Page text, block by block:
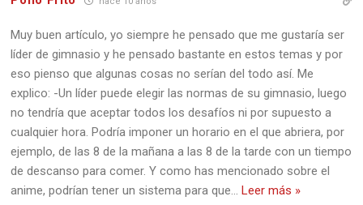
Muy buen artículo, yo siempre he pensado que me gustaría ser
líder de gimnasio y he pensado bastante en estos temas y por
eso pienso que algunas cosas no serían del todo así. Me
explico: -Un líder puede elegir las normas de su gimnasio, luego
no tendría que aceptar todos los desafíos ni por supuesto a
cualquier hora. Podría imponer un horario en el que abriera, por
ejemplo, de las 8 de la mañana a las 8 de la tarde con un tiempo
de descanso para comer. Y como has mencionado sobre el
anime, podrían tener un sistema para que…Leer más »